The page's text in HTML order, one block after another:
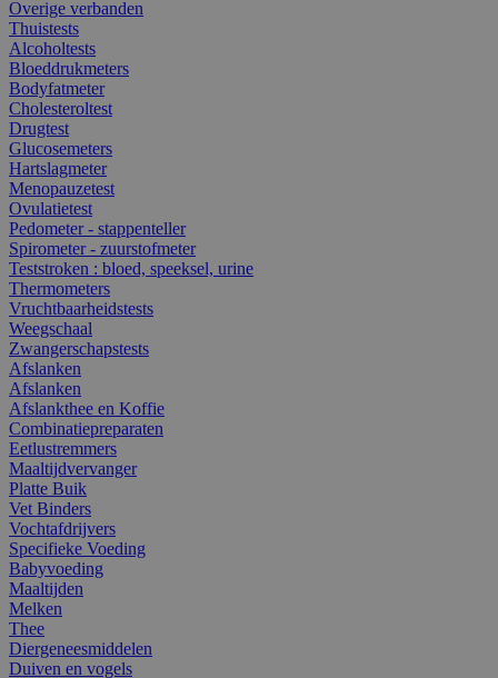
Overige verbanden
Thuistests
Alcoholtests
Bloeddrukmeters
Bodyfatmeter
Cholesteroltest
Drugtest
Glucosemeters
Hartslagmeter
Menopauzetest
Ovulatietest
Pedometer - stappenteller
Spirometer - zuurstofmeter
Teststroken : bloed, speeksel, urine
Thermometers
Vruchtbaarheidstests
Weegschaal
Zwangerschapstests
Afslanken
Afslanken
Afslankthee en Koffie
Combinatiepreparaten
Eetlustremmers
Maaltijdvervanger
Platte Buik
Vet Binders
Vochtafdrijvers
Specifieke Voeding
Babyvoeding
Maaltijden
Melken
Thee
Diergeneesmiddelen
Duiven en vogels